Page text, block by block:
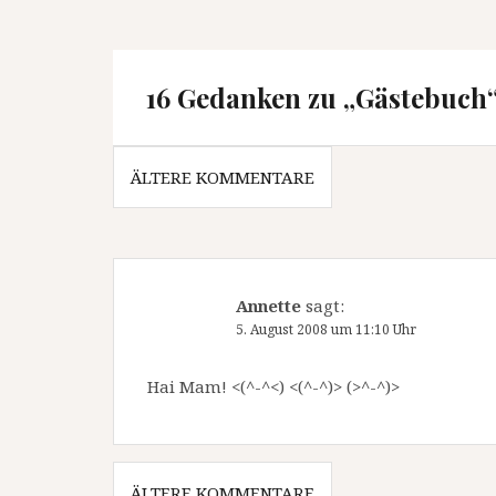
16 Gedanken zu „Gästebuch
Kommentar-
Navigation
ÄLTERE KOMMENTARE
Annette sagt:
5. August 2008 um 11:10 Uhr
Hai Mam! <(^-^<) <(^-^)> (>^-^)>
Kommentar-